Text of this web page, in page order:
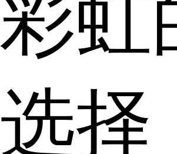
彩虹
选择